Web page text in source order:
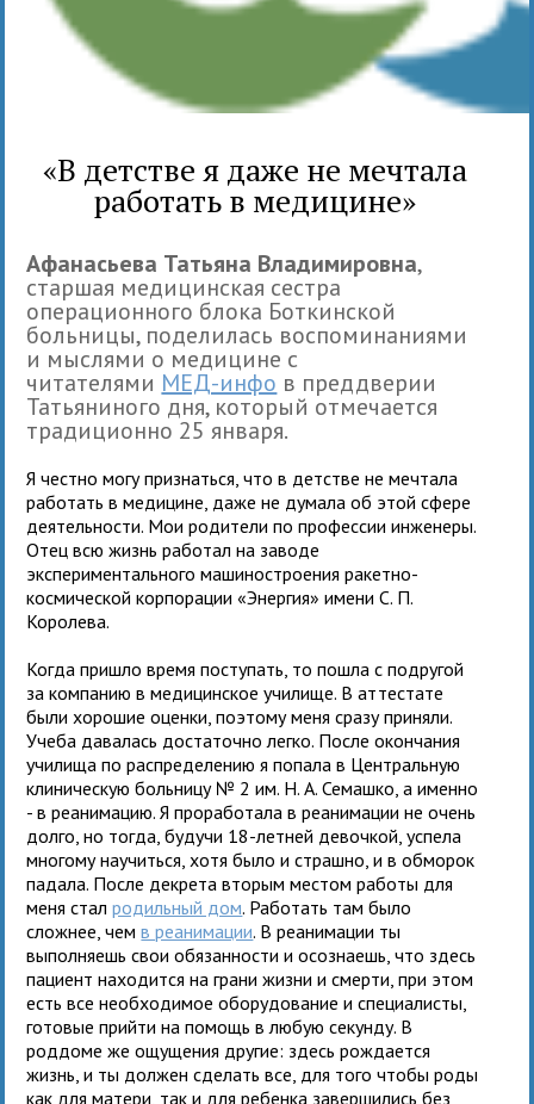
«В детстве я даже не мечтала
работать в медицине»
Афанасьева Татьяна Владимировна,
старшая медицинская сестра
операционного блока Боткинской
больницы, поделилась воспоминаниями
и мыслями о медицине с
читателями МЕД-инфо в преддверии
Татьяниного дня, который отмечается
традиционно 25 января.
Я честно могу признаться, что в детстве не мечтала
работать в медицине, даже не думала об этой сфере
деятельности. Мои родители по профессии инженеры.
Отец всю жизнь работал на заводе
экспериментального машиностроения ракетно-
космической корпорации «Энергия» имени С. П.
Королева.
Когда пришло время поступать, то пошла с подругой
за компанию в медицинское училище. В аттестате
были хорошие оценки, поэтому меня сразу приняли.
Учеба давалась достаточно легко. После окончания
училища по распределению я попала в Центральную
клиническую больницу № 2 им. Н. А. Семашко, а именно
- в реанимацию. Я проработала в реанимации не очень
долго, но тогда, будучи 18-летней девочкой, успела
многому научиться, хотя было и страшно, и в обморок
падала. После декрета вторым местом работы для
меня сталродильный дом. Работать там было
сложнее, чемв реанимации. В реанимации ты
выполняешь свои обязанности и осознаешь, что здесь
пациент находится на грани жизни и смерти, при этом
есть все необходимое оборудование и специалисты,
готовые прийти на помощь в любую секунду. В
роддоме же ощущения другие: здесь рождается
жизнь, и ты должен сделать все, для того чтобы роды
как для матери, так и для ребенка завершились без